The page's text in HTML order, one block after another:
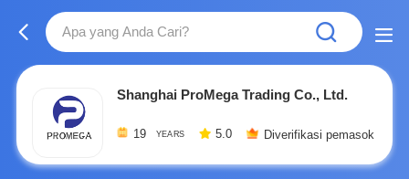
Shanghai ProMega Trading Co., Ltd.
19 YEARS 5.0 Diverifikasi pemasok